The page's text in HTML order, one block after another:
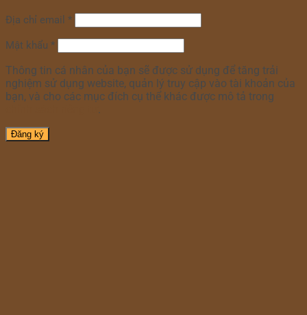
Địa chỉ email *
Mật khẩu *
Thông tin cá nhân của bạn sẽ được sử dụng để tăng trải
nghiệm sử dụng website, quản lý truy cập vào tài khoản của
bạn, và cho các mục đích cụ thể khác được mô tả trong
Đăng ký